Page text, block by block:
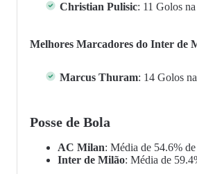
Christian Pulisic: 11 Golos
Melhores Marcadores do Inter de
Marcus Thuram: 14 Golos
Posse de Bola
AC Milan: Média de 54.6%
Inter de Milão: Média de